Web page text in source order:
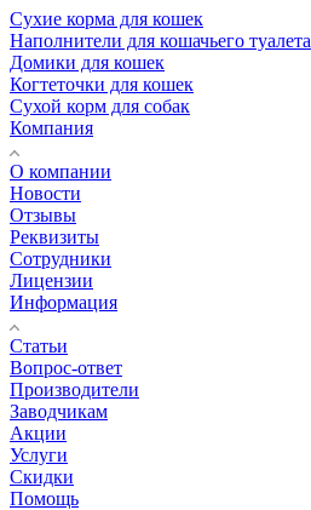
Сухие корма для кошек
Наполнители для кошачьего туалета
Домики для кошек
Когтеточки для кошек
Сухой корм для собак
Компания
О компании
Новости
Отзывы
Реквизиты
Сотрудники
Лицензии
Информация
Статьи
Вопрос-ответ
Производители
Заводчикам
Акции
Услуги
Скидки
Помощь